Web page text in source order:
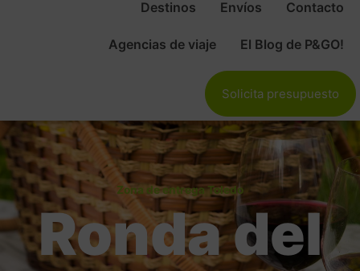
Destinos Envíos Contacto
Agencias de viaje El Blog de P&GO!
Solicita presupuesto
Zona de entrega Toledo
Ronda del